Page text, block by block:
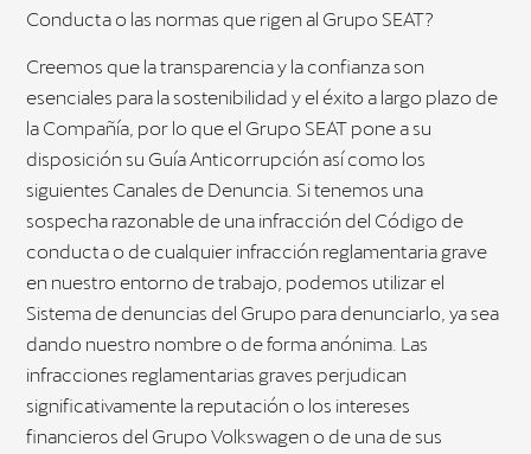
Conducta o las normas que rigen al Grupo SEAT?
Creemos que la transparencia y la confianza son
esenciales para la sostenibilidad y el éxito a largo plazo de
la Compañía, por lo que el Grupo SEAT pone a su
disposición su Guía Anticorrupción así como los
siguientes Canales de Denuncia. Si tenemos una
sospecha razonable de una infracción del Código de
conducta o de cualquier infracción reglamentaria grave
en nuestro entorno de trabajo, podemos utilizar el
Sistema de denuncias del Grupo para denunciarlo, ya sea
dando nuestro nombre o de forma anónima. Las
infracciones reglamentarias graves perjudican
significativamente la reputación o los intereses
financieros del Grupo Volkswagen o de una de sus